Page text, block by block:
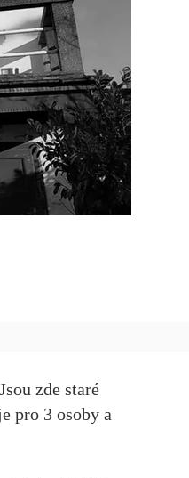
zde staré
pro 3 osoby a